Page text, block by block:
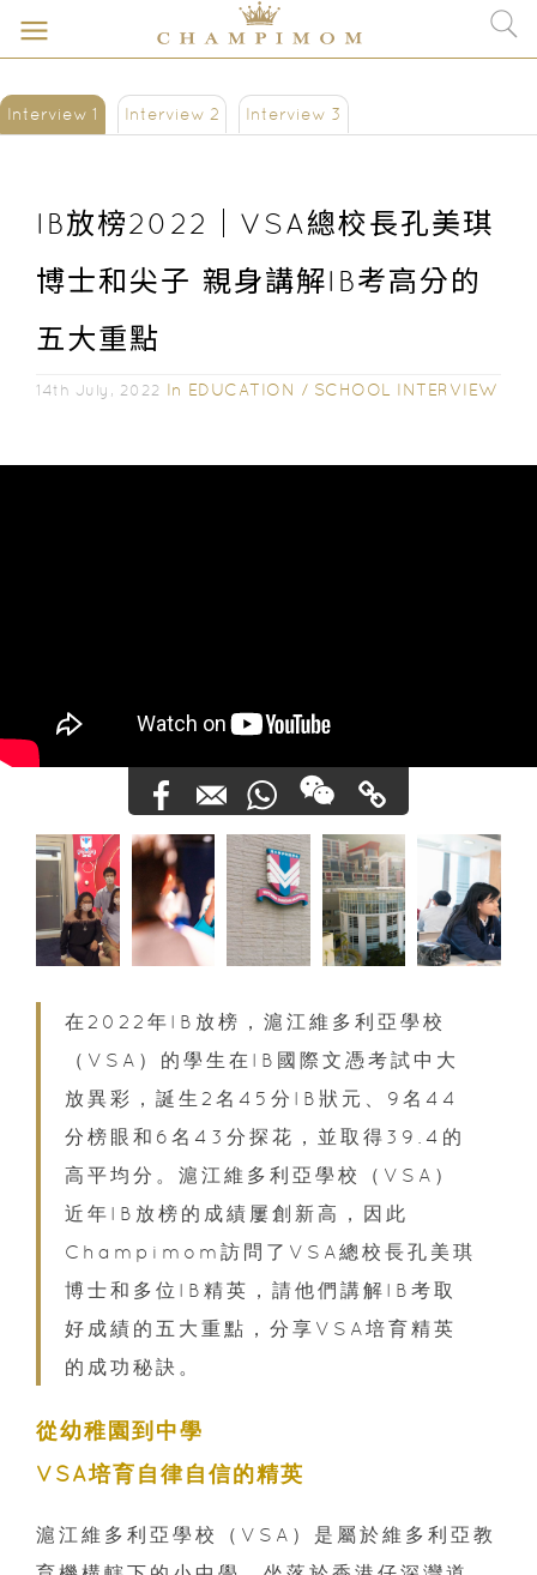
Interview 1 Interview 2 Interview 3
IB放榜2022｜VSA總校長孔美琪
博士和尖子 親身講解IB考高分的
五大重點
14th July, 2022 In EDUCATION / SCHOOL INTERVIEW
在2022年IB放榜，滬江維多利亞學校
（VSA）的學生在IB國際文憑考試中大
放異彩，誕生2名45分IB狀元、9名44
分榜眼和6名43分探花，並取得39.4的
高平均分。滬江維多利亞學校（VSA）
近年IB放榜的成績屢創新高，因此
Champimom訪問了VSA總校長孔美琪
博士和多位IB精英，請他們講解IB考取
好成績的五大重點，分享VSA培育精英
的成功秘訣。
從幼稚園到中學
VSA培育自律自信的精英
滬江維多利亞學校（VSA）是屬於維多利亞教